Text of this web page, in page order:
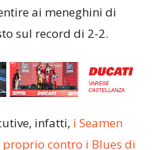
ai meneghini di
sul record di 2-2.
infatti, i Seamen
contro i Blues di